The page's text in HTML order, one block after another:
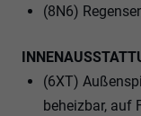
(8N6)
(6XT)
beheizbar, auf